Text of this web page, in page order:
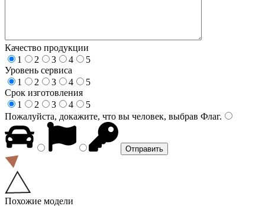
Качество продукции
1
2 3 4
5
Уровень сервиса
1
2 3 4
5
Срок изготовления
1
2 3 4
5
Пожалуйста, докажите, что вы человек, выбрав Флаг.
Похожие модели